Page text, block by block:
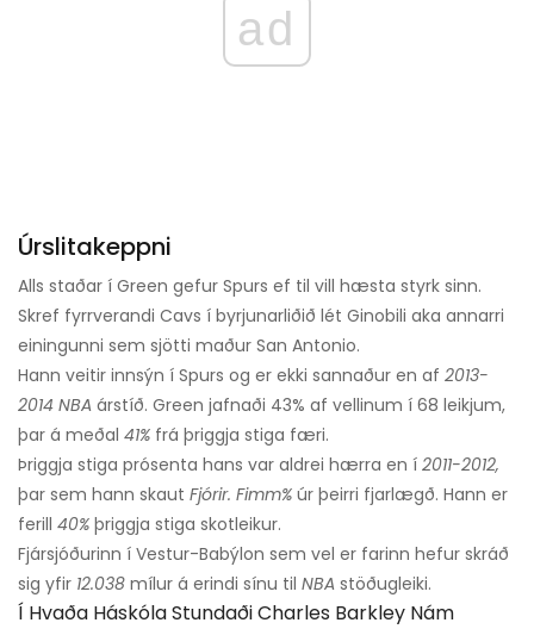
ad
Úrslitakeppni
Alls staðar í Green gefur Spurs ef til vill hæsta styrk sinn.
Skref fyrrverandi Cavs í byrjunarliðið lét Ginobili aka annarri
einingunni sem sjötti maður San Antonio.
Hann veitir innsýn í Spurs og er ekki sannaður en af 2013-
2014 NBA árstíð. Green jafnaði 43% af vellinum í 68 leikjum,
þar á meðal 41% frá þriggja stiga færi.
Þriggja stiga prósenta hans var aldrei hærra en í 2011-2012,
þar sem hann skaut Fjórir. Fimm% úr þeirri fjarlægð. Hann er
ferill 40% þriggja stiga skotleikur.
Fjársjóðurinn í Vestur-Babýlon sem vel er farinn hefur skráð
sig yfir 12.038 mílur á erindi sínu til NBA stöðugleiki.
Í Hvaða Háskóla Stundaði Charles Barkley Nám